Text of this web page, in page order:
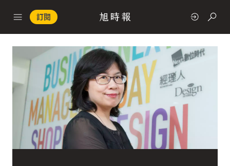
訂閱
快速連結
政治
經濟